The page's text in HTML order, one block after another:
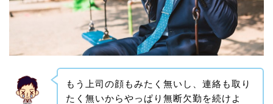
もう上司の顔もみたく無いし、連絡も取り
たく無いからやっぱり無断欠勤を続けよ